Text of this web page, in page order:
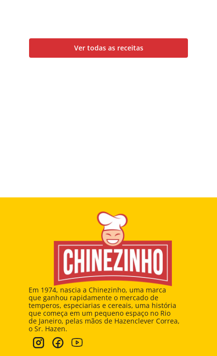
Ver todas as receitas
Em 1974, nascia a Chinezinho, uma marca
que ganhou rapidamente o mercado de
temperos, especiarias e cereais, uma história
que começa em um pequeno espaço no Rio
de Janeiro, pelas mãos de Hazenclever Correa,
o Sr. Hazen.